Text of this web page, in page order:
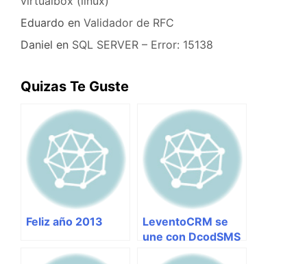
Eduardo en Validador de RFC
Daniel en SQL SERVER – Error: 15138
Quizas Te Guste
Feliz año 2013
LeventoCRM se
une con DcodSMS